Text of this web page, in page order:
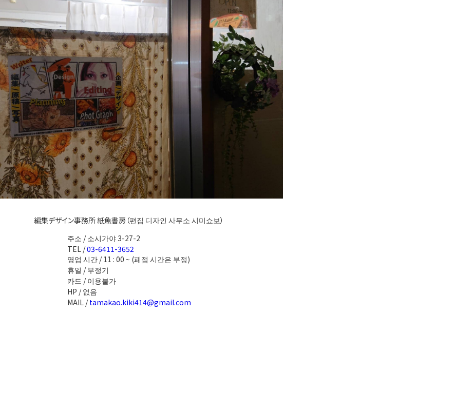
編集デザイン事務所 紙魚書房（편집 디자인 사무소 시미쇼보）
주소 / 소시가야 3-27-2
TEL /03-6411-3652
영업 시간 / 11 : 00 ~ (폐점 시간은 부정)
휴일 / 부정기
카드 / 이용불가
HP / 없음
MAIL /tamakao.kiki414@gmail.com